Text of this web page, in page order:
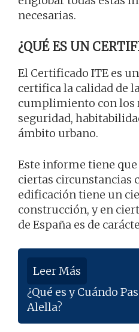
necesarias.
¿QUÉ ES UN
El Certificado ITE es
certifica la calidad de
cumplimiento con los
seguridad,
ámbito urbano.
Este informe tiene
ciertas circunstancias
edificación tiene un
construcción, y en
de España es de
Leer Más
¿Qué es y Cuándo
Alella?